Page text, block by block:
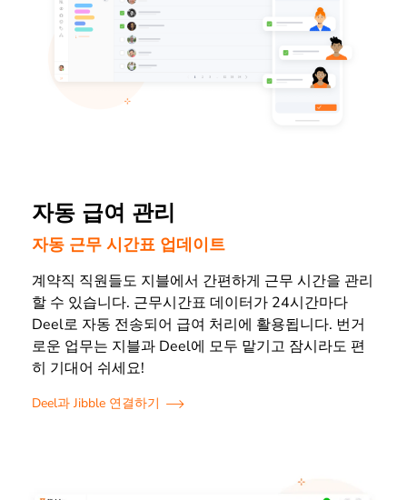
자동 급여 관리
자동 근무 시간표 업데이트
계약직 직원들도 지블에서 간편하게 근무 시간을 관리
할 수 있습니다. 근무시간표 데이터가 24시간마다
Deel로 자동 전송되어 급여 처리에 활용됩니다. 번거
로운 업무는 지블과 Deel에 모두 맡기고 잠시라도 편
히 기대어 쉬세요!
Deel과 Jibble 연결하기